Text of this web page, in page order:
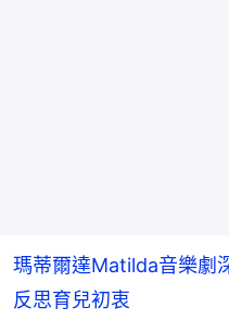
瑪蒂爾達Matilda音樂劇
反思育兒初衷